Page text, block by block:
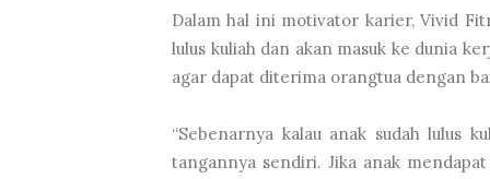
Dalam hal ini motivator karier, Vivid
lulus kuliah dan akan masuk ke dunia
agar dapat diterima orangtua dengan
“Sebenarnya kalau anak sudah lulus
tangannya sendiri. Jika anak